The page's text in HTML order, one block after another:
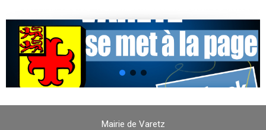
Mairie de Varetz